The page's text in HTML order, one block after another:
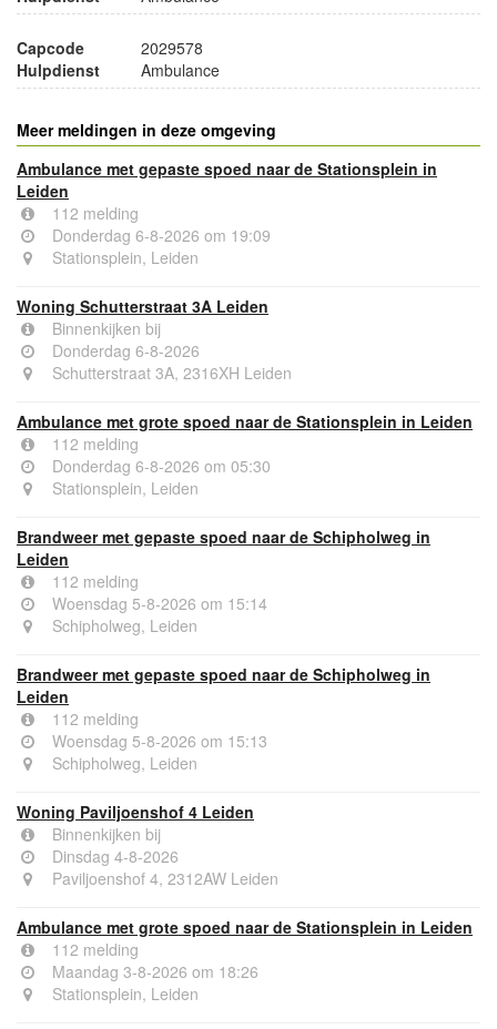
Capcode
2029578
Hulpdienst
Ambulance
Meer meldingen in deze omgeving
Ambulance met gepaste spoed naar de Stationsplein in
Leiden
112 melding
Donderdag 6-8-2026 om 19:09
Stationsplein, Leiden
Woning Schutterstraat 3A Leiden
Binnenkijken bij
Donderdag 6-8-2026
Schutterstraat 3A, 2316XH Leiden
Ambulance met grote spoed naar de Stationsplein in Leiden
112 melding
Donderdag 6-8-2026 om 05:30
Stationsplein, Leiden
Brandweer met gepaste spoed naar de Schipholweg in
Leiden
112 melding
Woensdag 5-8-2026 om 15:14
Schipholweg, Leiden
Brandweer met gepaste spoed naar de Schipholweg in
Leiden
112 melding
Woensdag 5-8-2026 om 15:13
Schipholweg, Leiden
Woning Paviljoenshof 4 Leiden
Binnenkijken bij
Dinsdag 4-8-2026
Paviljoenshof 4, 2312AW Leiden
Ambulance met grote spoed naar de Stationsplein in Leiden
112 melding
Maandag 3-8-2026 om 18:26
Stationsplein, Leiden